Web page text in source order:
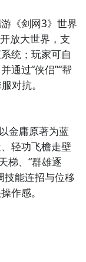
《剑网3》世界
放大世界，支
统；玩家可自
通过“侠侣”“帮
对抗。
金庸原著为蓝
轻功飞檐走壁
梯、“群雄逐
技能连招与位移
作感。
素，但核心为
”、跨服宗门